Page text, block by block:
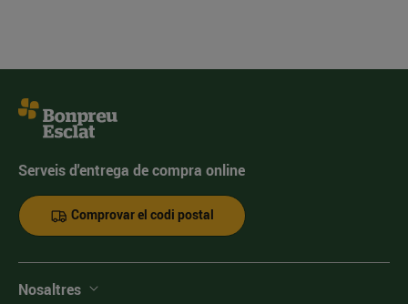
Serveis d'entrega de compra online
Comprovar el codi postal
Nosaltres